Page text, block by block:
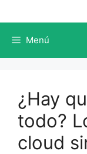
Menú
¿Hay
todo?
cloud